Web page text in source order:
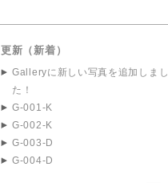
更新（新着）
Galleryに新しい写真を追加しまし
た！
G-001-K
G-002-K
G-003-D
G-004-D